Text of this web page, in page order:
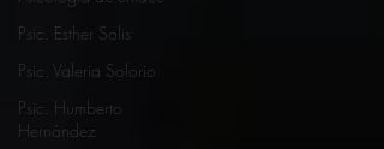
Psic. Esther Solis
Psic. Valeria Solorio
Psic. Humberto
Hernández